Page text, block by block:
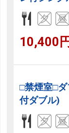
10,400
□禁煙室□
付ダブル)